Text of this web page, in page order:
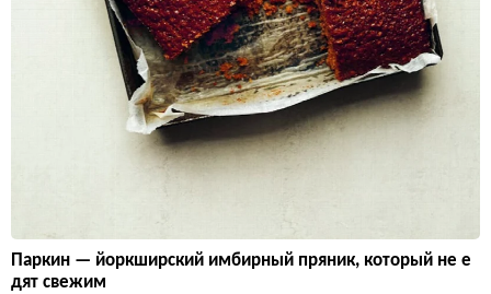
Паркин — йоркширский имбирный пряник, который не е
дят свежим